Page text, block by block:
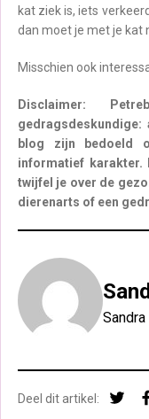
kat ziek is, iets
dan moet je met je kat
Misschien ook
Disclaimer:
blog zijn bedoeld
informatief karakter.
twijfel je over de
dierenarts of een
Deel dit artikel: